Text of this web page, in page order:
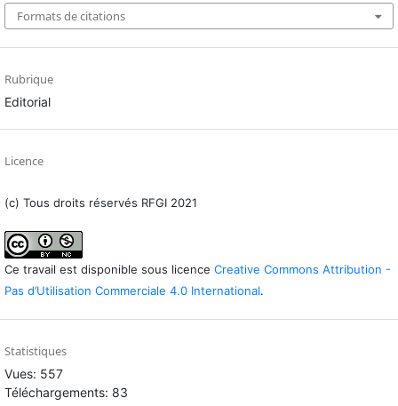
Formats de citations
Rubrique
Editorial
Licence
(c) Tous droits réservés RFGI 2021
Ce travail est disponible sous licence Creative Commons Attribution -
Pas d’Utilisation Commerciale 4.0 International.
Statistiques
Vues: 557
Téléchargements: 83